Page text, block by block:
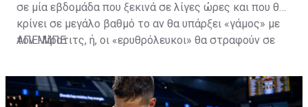
σε μία εβδομάδα που ξεκινά σε λίγες ώρες και που θα
κρίνει σε μεγάλο βαθμό το αν θα υπάρξει «γάμος» με
τον Μίροτιτς, ή, οι «ερυθρόλευκοι» θα στραφούν σε
τους.
ΑΠΕ-ΜΠΕ